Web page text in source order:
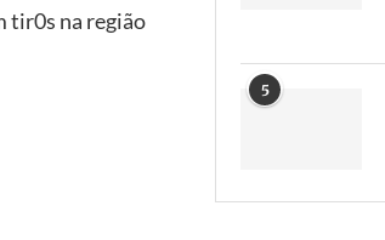
tir0s na região
5